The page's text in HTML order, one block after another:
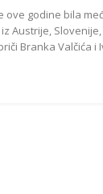
ove godine bila
Austrije,
Branka Valčića i